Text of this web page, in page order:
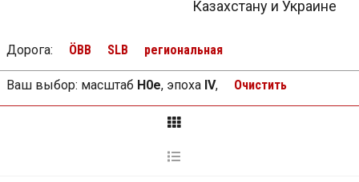
Казахстану и Украине
Дорога: ÖBB SLB региональная
Ваш выбор: масштаб H0e, эпоха IV, Очистить